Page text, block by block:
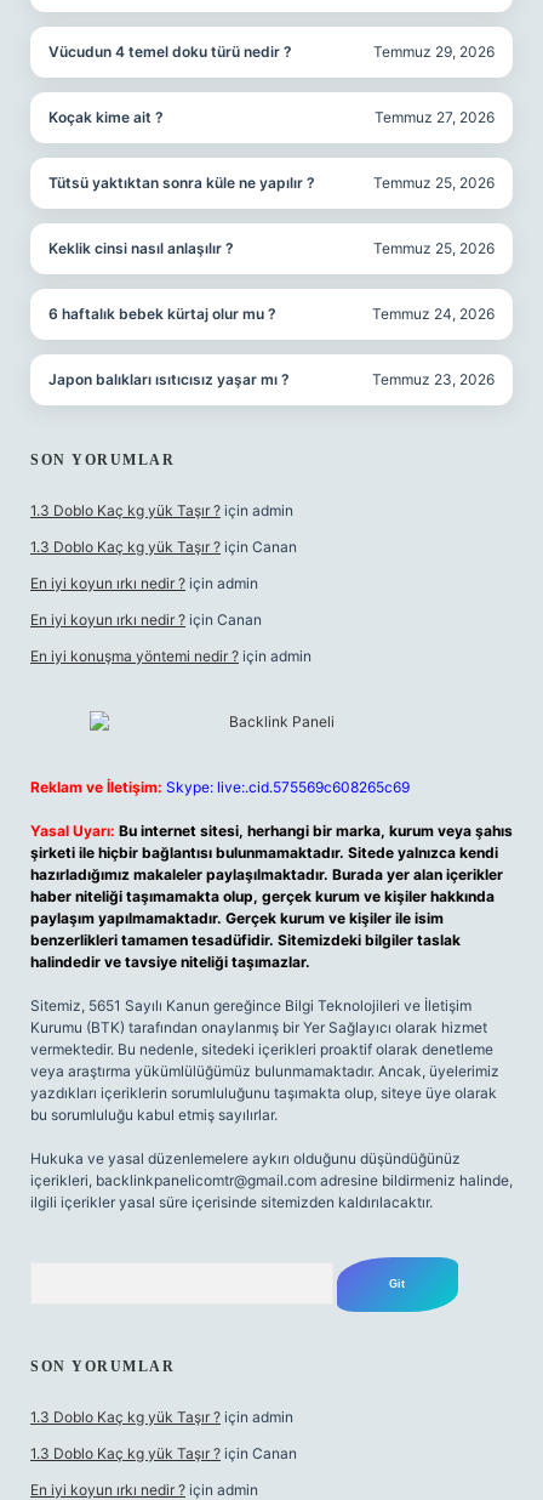
Vücudun 4 temel doku türü nedir ? Temmuz 29, 2026
Koçak kime ait ? Temmuz 27, 2026
Tütsü yaktıktan sonra küle ne yapılır ? Temmuz 25, 2026
Keklik cinsi nasıl anlaşılır ? Temmuz 25, 2026
6 haftalık bebek kürtaj olur mu ? Temmuz 24, 2026
Japon balıkları ısıtıcısız yaşar mı ? Temmuz 23, 2026
SON YORUMLAR
1.3 Doblo Kaç kg yük Taşır ? için admin
1.3 Doblo Kaç kg yük Taşır ? için Canan
En iyi koyun ırkı nedir ? için admin
En iyi koyun ırkı nedir ? için Canan
En iyi konuşma yöntemi nedir ? için admin
Reklam ve İletişim: Skype: live:.cid.575569c608265c69
Yasal Uyarı: Bu internet sitesi, herhangi bir marka, kurum veya şahıs
şirketi ile hiçbir bağlantısı bulunmamaktadır. Sitede yalnızca kendi
hazırladığımız makaleler paylaşılmaktadır. Burada yer alan içerikler
haber niteliği taşımamakta olup, gerçek kurum ve kişiler hakkında
paylaşım yapılmamaktadır. Gerçek kurum ve kişiler ile isim
benzerlikleri tamamen tesadüfidir. Sitemizdeki bilgiler taslak
halindedir ve tavsiye niteliği taşımazlar.
Sitemiz, 5651 Sayılı Kanun gereğince Bilgi Teknolojileri ve İletişim
Kurumu (BTK) tarafından onaylanmış bir Yer Sağlayıcı olarak hizmet
vermektedir. Bu nedenle, sitedeki içerikleri proaktif olarak denetleme
veya araştırma yükümlülüğümüz bulunmamaktadır. Ancak, üyelerimiz
yazdıkları içeriklerin sorumluluğunu taşımakta olup, siteye üye olarak
bu sorumluluğu kabul etmiş sayılırlar.
Hukuka ve yasal düzenlemelere aykırı olduğunu düşündüğünüz
içerikleri, backlinkpanelicomtr@gmail.com adresine bildirmeniz halinde,
ilgili içerikler yasal süre içerisinde sitemizden kaldırılacaktır.
SON YORUMLAR
1.3 Doblo Kaç kg yük Taşır ? için admin
1.3 Doblo Kaç kg yük Taşır ? için Canan
En iyi koyun ırkı nedir ? için admin